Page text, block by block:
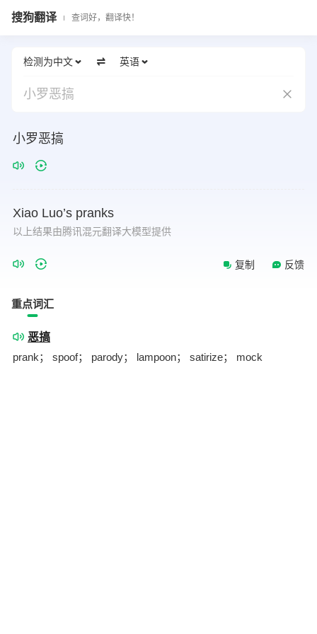
搜狗翻译 查词好，翻译快！
检测为中文 英语
小罗恶搞
小罗恶搞
Xiao Luo’s pranks
以上结果由腾讯混元翻译大模型提供
复制 反馈
重点词汇
恶搞
prank； spoof； parody； lampoon； satirize； mock